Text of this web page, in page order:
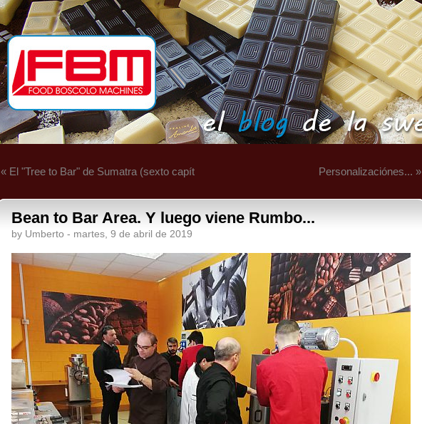
« El "Tree to Bar" de Sumatra (sexto capít Personalizaciónes... »
Bean to Bar Area. Y luego viene Rumbo...
by Umberto - martes, 9 de abril de 2019